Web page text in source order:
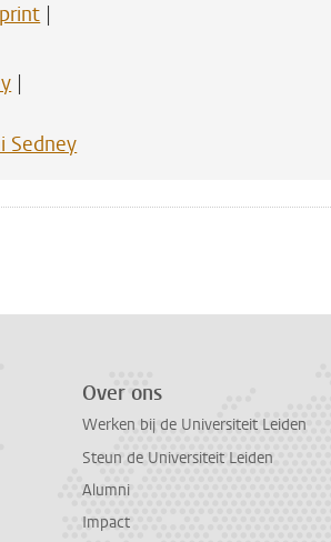
|
|
Sedney
Over ons
Werken bij de Universiteit Leiden
Steun de Universiteit Leiden
Alumni
Impact